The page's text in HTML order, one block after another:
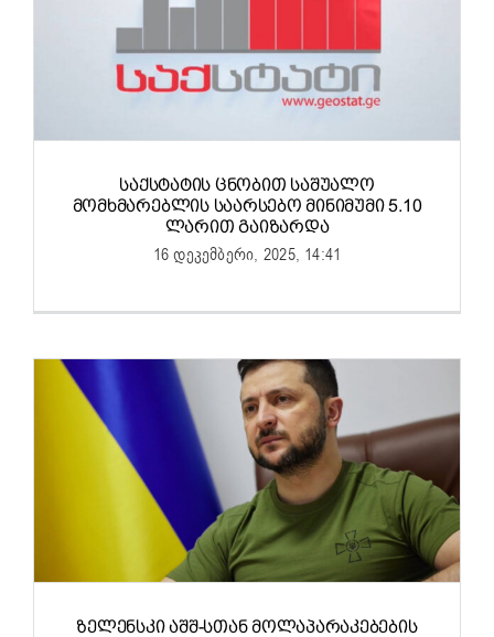
ᲡᲐᲥᲡᲢᲐᲢᲘᲡ ᲪᲜᲝᲑᲘᲗ ᲡᲐᲨᲣᲐᲚᲝ
ᲛᲝᲛᲮᲛᲐᲠᲔᲑᲚᲘᲡ ᲡᲐᲐᲠᲡᲔᲑᲝ ᲛᲘᲜᲘᲛᲣᲛᲘ 5.10
ᲚᲐᲠᲘᲗ ᲒᲐᲘᲖᲐᲠᲓᲐ
16 დეკემბერი, 2025, 14:41
ᲖᲔᲚᲔᲜᲡᲙᲘ ᲐᲨᲨ-ᲡᲗᲐᲜ ᲛᲝᲚᲐᲞᲐᲠᲐᲙᲔᲑᲔᲑᲘᲡ